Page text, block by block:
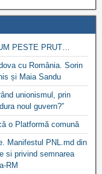
PESTE PRUT…
cu România. Sorin
și Maia Sandu
unionismul, prin
noul guvern?”
o Platformă comună
Manifestul PNL.md din
si privind semnarea
RM